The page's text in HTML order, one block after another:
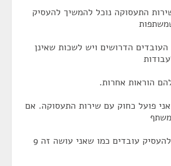
התעסוקה נוכל להמשיך להעסיק
העובדים הדרושים ויש לשכות שאינן
הוראות אחרות.
פועל כחוק עם שירות התעסוקה. אם
פעולה - אני אמשיך להעסיק עובדים כמו שאני עושה זה 9